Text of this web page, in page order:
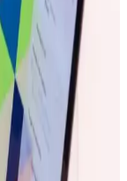
yeniden
donanımına
geliştiriyor.
Kaynaklı